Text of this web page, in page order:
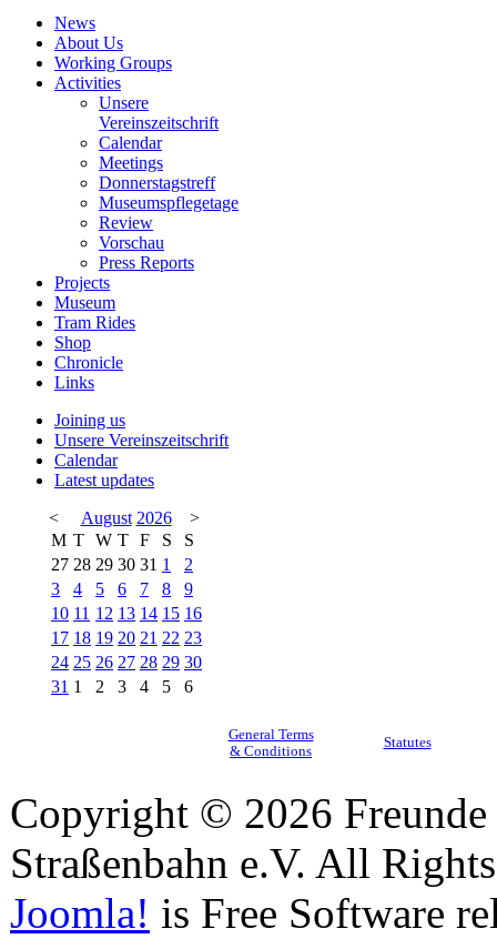
News
About Us
Working Groups
Activities
Unsere
Vereinszeitschrift
Calendar
Meetings
Donnerstagstreff
Museumspflegetage
Review
Vorschau
Press Reports
Projects
Museum
Tram Rides
Shop
Chronicle
Links
Joining us
Unsere Vereinszeitschrift
Calendar
Latest updates
<
August 2026
>
M T W T F S
S
27 28 29 30 31 1
2
3
4 5 6 7 8
9
10 11 12 13 14 15 16
17 18 19 20 21 22 23
24 25 26 27 28 29 30
31 1 2 3 4 5 6
General Terms
& Conditions
Statutes
Copyright © 2026
Straßenbahn e.V. All
Joomla! is Free Software